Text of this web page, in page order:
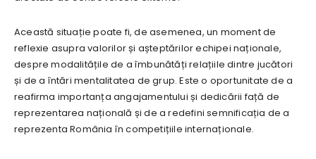
Această situație poate fi, de asemenea, un moment de
reflexie asupra valorilor și așteptărilor echipei naționale,
despre modalitățile de a îmbunătăți relațiile dintre jucători
și de a întări mentalitatea de grup. Este o oportunitate de a
reafirma importanța angajamentului și dedicării față de
reprezentarea națională și de a redefini semnificația de a
reprezenta România în competițiile internaționale.